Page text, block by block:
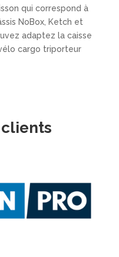
qui correspond à
NoBox, Ketch et
adaptez la caisse
cargo triporteur